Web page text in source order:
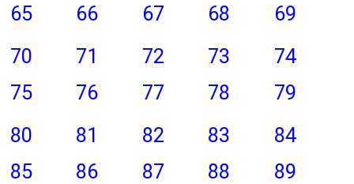
65
66 67 68
69
70
71 72 73
74
75
76 77 78
79
80
81 82 83
84
85
86 87 88
89